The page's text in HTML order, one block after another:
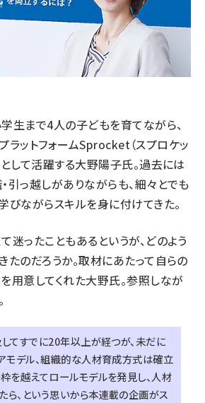
生まで4人の子どもを育てながら、
ラットフォームSprocket（スプロケッ
として活躍する大野陽子氏。過去には
引っ越しがありながらも、細々とでも
びながらスキルを身に付けてきた。
迷ったこともあるというが、どのよう
たのだろうか。取材にあたって自らの
用意してくれた大野氏。参照しなが
てすでに20年以上が経つが、未だに
モデル、組織的な人材育成方式は確立
を越えてロールモデルを発見し、人材
ら、という思いから本連載の企画がス